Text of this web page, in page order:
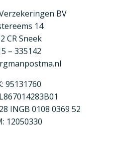
BV
14
CR Sneek
– 335142
95131760
INGB 0108 0369 52
12050330